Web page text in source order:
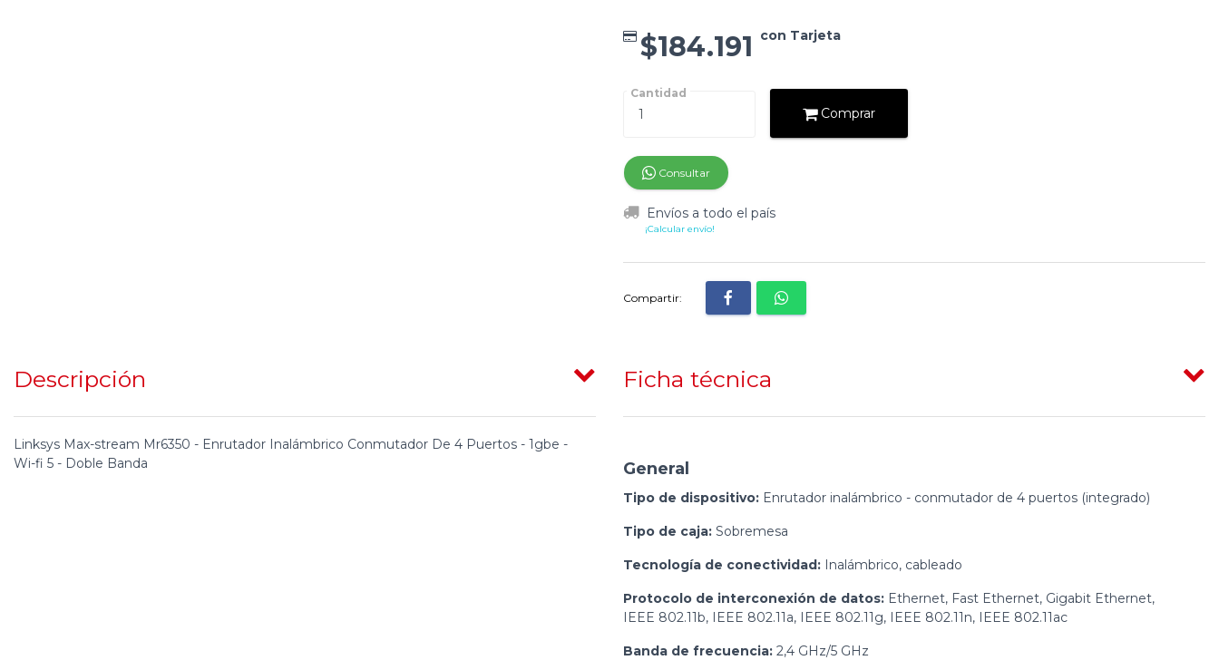
$184.191 con Tarjeta
Cantidad
Comprar
Consultar
Envíos a todo el país
¡Calcular envío!
Compartir:
Descripción
Linksys Max-stream Mr6350 - Enrutador Inalámbrico Conmutador De 4 Puertos - 1gbe -
Wi-fi 5 - Doble Banda
Ficha técnica
General
Tipo de dispositivo: Enrutador inalámbrico - conmutador de 4 puertos (integrado)
Tipo de caja: Sobremesa
Tecnología de conectividad: Inalámbrico, cableado
Protocolo de interconexión de datos: Ethernet, Fast Ethernet, Gigabit Ethernet,
IEEE 802.11b, IEEE 802.11a, IEEE 802.11g, IEEE 802.11n, IEEE 802.11ac
Banda de frecuencia: 2,4 GHz/5 GHz